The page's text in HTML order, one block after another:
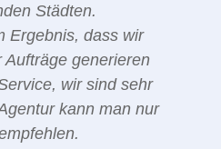
Städten.
Ergebnis, dass wir
Aufträge generieren
wir sind sehr
kann man nur